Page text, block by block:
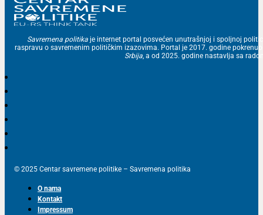
Savremena politika je internet portal posvećen unutrašnjoj i spoljnoj
raspravu o savremenim političkim izazovima. Portal je 2017. godine
Srbija, a od 2025. godine nastavlja sa
© 2025 Centar savremene politike – Savremena politika
O nama
Kontakt
Impressum